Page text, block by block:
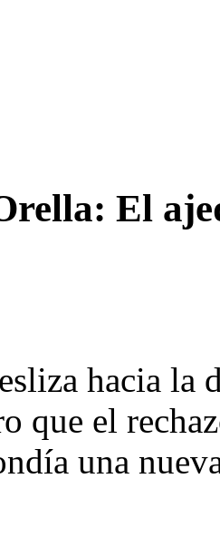
El
hacia
que el
una